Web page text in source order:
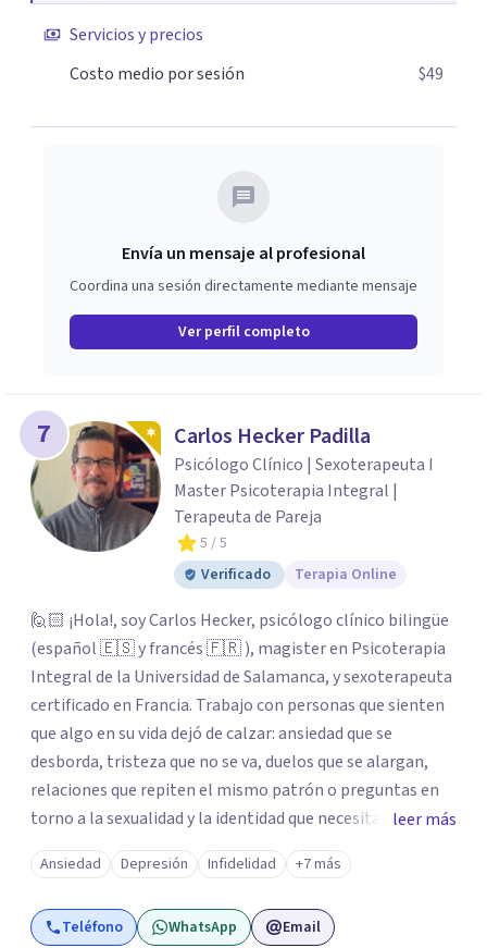
Servicios y precios
Costo medio por sesión
$49
Envía un mensaje al profesional
Coordina una sesión directamente mediante mensaje
Ver perfil completo
7 Carlos Hecker Padilla
Psicólogo Clínico | Sexoterapeuta I
Master Psicoterapia Integral |
Terapeuta de Pareja
5 / 5
Verificado
Terapia Online
🙋🏻 ¡Hola!, soy Carlos Hecker, psicólogo clínico bilingüe
(español 🇪🇸 y francés 🇫🇷 ), magister en Psicoterapia
Integral de la Universidad de Salamanca, y sexoterapeuta
certificado en Francia. Trabajo con personas que sienten
que algo en su vida dejó de calzar: ansiedad que se
desborda, tristeza que no se va, duelos que se alargan,
relaciones que repiten el mismo patrón o preguntas en
torno a la sexualidad y la identidad que necesitan un
espacio seguro para ser habladas. Mi orientación teórica
integra una mirada Humanista-Relacional con Terapia
Breve, donde el modo en que te vinculas ocupa un lugar
central: cómo te relacionas contigo, con las demás
leer más
Ansiedad Depresión Infidelidad +7 más
Teléfono WhatsApp Email